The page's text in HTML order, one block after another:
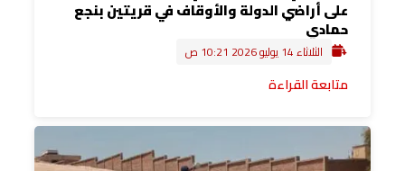
على أراضي الدولة والأوقاف في قريتين بنجع
حمادي
الثلاثاء 14 يوليو 2026 10:21 ص
متابعة القراءة